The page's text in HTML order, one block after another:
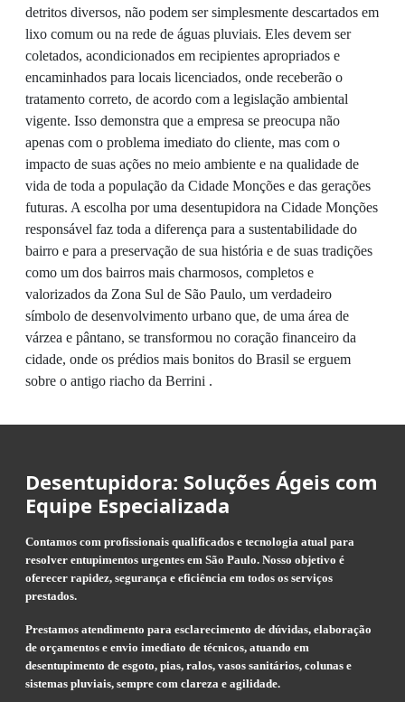
detritos diversos, não podem ser simplesmente descartados em
lixo comum ou na rede de águas pluviais. Eles devem ser
coletados, acondicionados em recipientes apropriados e
encaminhados para locais licenciados, onde receberão o
tratamento correto, de acordo com a legislação ambiental
vigente. Isso demonstra que a empresa se preocupa não
apenas com o problema imediato do cliente, mas com o
impacto de suas ações no meio ambiente e na qualidade de
vida de toda a população da Cidade Monções e das gerações
futuras. A escolha por uma desentupidora na Cidade Monções
responsável faz toda a diferença para a sustentabilidade do
bairro e para a preservação de sua história e de suas tradições
como um dos bairros mais charmosos, completos e
valorizados da Zona Sul de São Paulo, um verdadeiro
símbolo de desenvolvimento urbano que, de uma área de
várzea e pântano, se transformou no coração financeiro da
cidade, onde os prédios mais bonitos do Brasil se erguem
sobre o antigo riacho da Berrini .
Desentupidora: Soluções Ágeis com
Equipe Especializada
Contamos com profissionais qualificados e tecnologia atual para
resolver entupimentos urgentes em São Paulo. Nosso objetivo é
oferecer rapidez, segurança e eficiência em todos os serviços
prestados.
Prestamos atendimento para esclarecimento de dúvidas, elaboração
de orçamentos e envio imediato de técnicos, atuando em
desentupimento de esgoto, pias, ralos, vasos sanitários, colunas e
sistemas pluviais, sempre com clareza e agilidade.